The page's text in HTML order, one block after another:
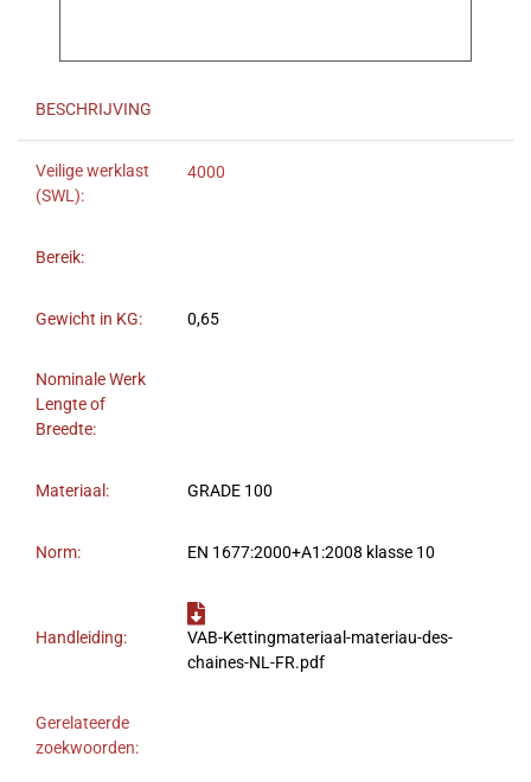
BESCHRIJVING
Veilige werklast
(SWL):
4000
Bereik:
Gewicht in KG: 0,65
Nominale Werk
Lengte of
Breedte:
Materiaal: GRADE 100
Norm: EN 1677:2000+A1:2008 klasse 10
Handleiding:
VAB-Kettingmateriaal-materiau-des-
chaines-NL-FR.pdf
Gerelateerde
zoekwoorden: